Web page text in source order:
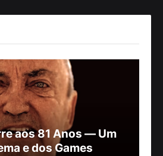
aos 81 Anos — Um
e dos Games